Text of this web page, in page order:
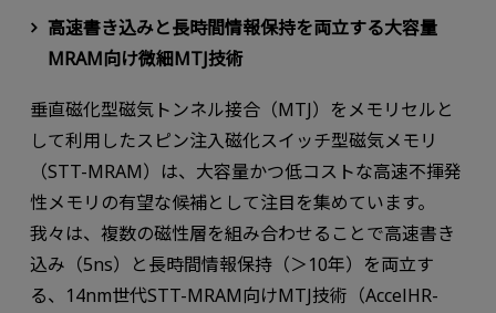
高速書き込みと長時間情報保持を両立する大容量
MRAM向け微細MTJ技術
垂直磁化型磁気トンネル接合（MTJ）をメモリセルと
して利用したスピン注入磁化スイッチ型磁気メモリ
（STT-MRAM）は、大容量かつ低コストな高速不揮発
性メモリの有望な候補として注目を集めています。
我々は、複数の磁性層を組み合わせることで高速書き
込み（5ns）と長時間情報保持（＞10年）を両立す
る、14nm世代STT-MRAM向けMTJ技術（AccelHR-